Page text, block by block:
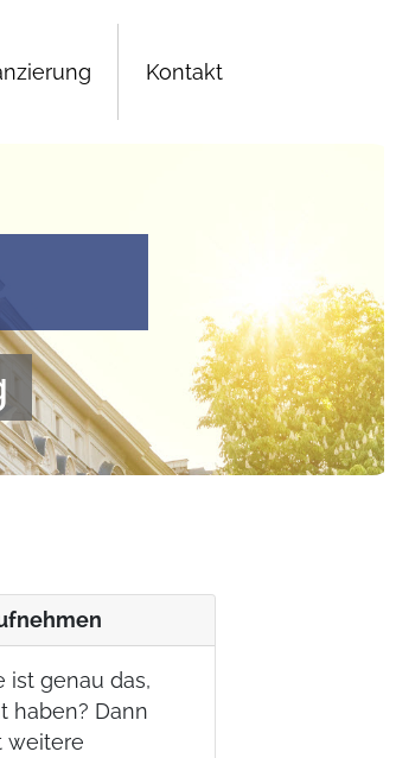
Kontakt
ist genau das,
haben? Dann
weitere